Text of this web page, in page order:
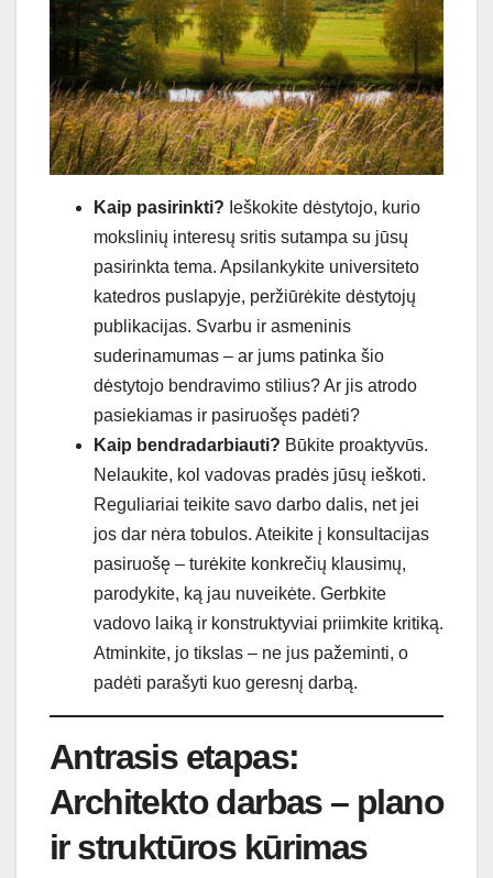
Kaip pasirinkti? Ieškokite dėstytojo, kurio
mokslinių interesų sritis sutampa su jūsų
pasirinkta tema. Apsilankykite universiteto
katedros puslapyje, peržiūrėkite dėstytojų
publikacijas. Svarbu ir asmeninis
suderinamumas – ar jums patinka šio
dėstytojo bendravimo stilius? Ar jis atrodo
pasiekiamas ir pasiruošęs padėti?
Kaip bendradarbiauti? Būkite proaktyvūs.
Nelaukite, kol vadovas pradės jūsų ieškoti.
Reguliariai teikite savo darbo dalis, net jei
jos dar nėra tobulos. Ateikite į konsultacijas
pasiruošę – turėkite konkrečių klausimų,
parodykite, ką jau nuveikėte. Gerbkite
vadovo laiką ir konstruktyviai priimkite kritiką.
Atminkite, jo tikslas – ne jus pažeminti, o
padėti parašyti kuo geresnį darbą.
Antrasis etapas:
Architekto darbas – plano
ir struktūros kūrimas